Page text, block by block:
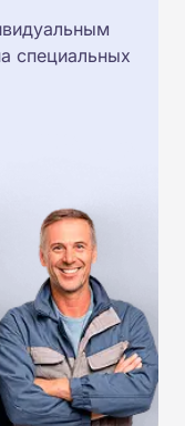
специальных